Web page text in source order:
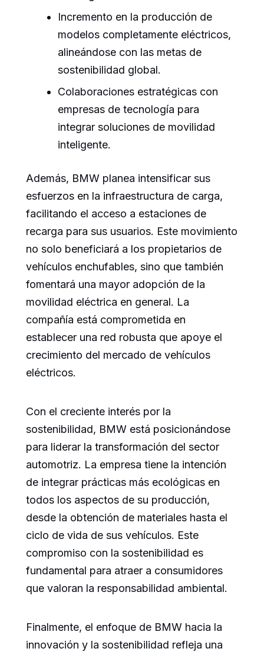
Incremento en la producción de
modelos completamente eléctricos,
alineándose con las metas de
sostenibilidad global.
Colaboraciones estratégicas con
empresas de tecnología para
integrar soluciones de movilidad
inteligente.
Además, BMW planea intensificar sus
esfuerzos en la infraestructura de carga,
facilitando el acceso a estaciones de
recarga para sus usuarios. Este movimiento
no solo beneficiará a los propietarios de
vehículos enchufables, sino que también
fomentará una mayor adopción de la
movilidad eléctrica en general. La
compañía está comprometida en
establecer una red robusta que apoye el
crecimiento del mercado de vehículos
eléctricos.
Con el creciente interés por la
sostenibilidad, BMW está posicionándose
para liderar la transformación del sector
automotriz. La empresa tiene la intención
de integrar prácticas más ecológicas en
todos los aspectos de su producción,
desde la obtención de materiales hasta el
ciclo de vida de sus vehículos. Este
compromiso con la sostenibilidad es
fundamental para atraer a consumidores
que valoran la responsabilidad ambiental.
Finalmente, el enfoque de BMW hacia la
innovación y la sostenibilidad refleja una